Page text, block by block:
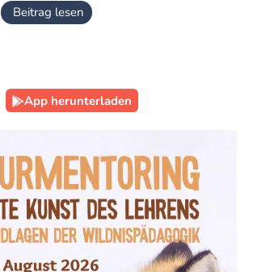
Beitrag lesen
App herunterladen